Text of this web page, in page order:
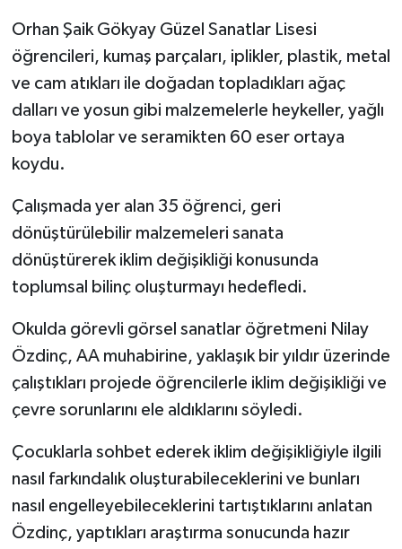
Orhan Şaik Gökyay Güzel Sanatlar Lisesi
öğrencileri, kumaş parçaları, iplikler, plastik, metal
ve cam atıkları ile doğadan topladıkları ağaç
dalları ve yosun gibi malzemelerle heykeller, yağlı
boya tablolar ve seramikten 60 eser ortaya
koydu.
Çalışmada yer alan 35 öğrenci, geri
dönüştürülebilir malzemeleri sanata
dönüştürerek iklim değişikliği konusunda
toplumsal bilinç oluşturmayı hedefledi.
Okulda görevli görsel sanatlar öğretmeni Nilay
Özdinç, AA muhabirine, yaklaşık bir yıldır üzerinde
çalıştıkları projede öğrencilerle iklim değişikliği ve
çevre sorunlarını ele aldıklarını söyledi.
Çocuklarla sohbet ederek iklim değişikliğiyle ilgili
nasıl farkındalık oluşturabileceklerini ve bunları
nasıl engelleyebileceklerini tartıştıklarını anlatan
Özdinç, yaptıkları araştırma sonucunda hazır